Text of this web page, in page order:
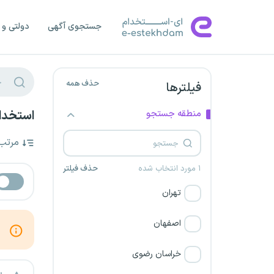
جستجوی آگهی دولتی
فیلترها حذف همه
منطقه جستجو
۱ مورد انتخاب شده حذف فیلتر
تهران
اصفهان
خراسان رضوی